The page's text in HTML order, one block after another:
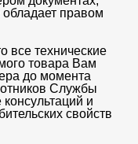
обладает правом
все технические
товара Вам
до момента
Службы
и
свойств